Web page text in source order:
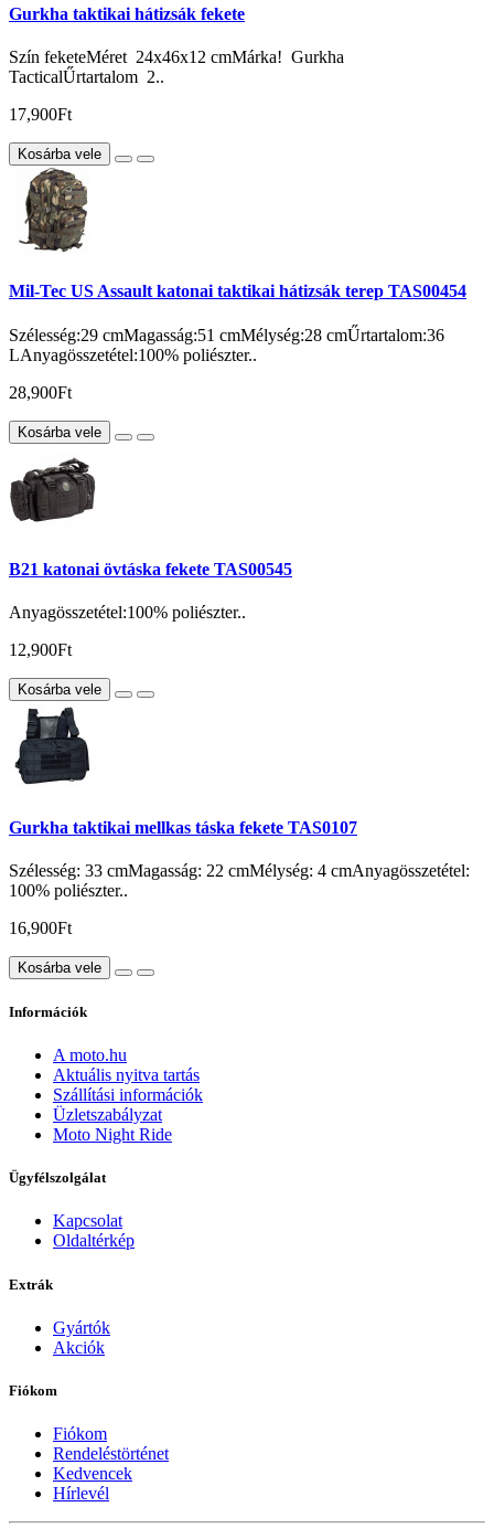
Gurkha taktikai hátizsák fekete
Szín feketeMéret 24x46x12 cmMárka! Gurkha
TacticalŰrtartalom 2..
17,900Ft
Kosárba vele
Mil-Tec US Assault katonai taktikai hátizsák terep TAS00454
Szélesség:29 cmMagasság:51 cmMélység:28 cmŰrtartalom:36
LAnyagösszetétel:100% poliészter..
28,900Ft
Kosárba vele
B21 katonai övtáska fekete TAS00545
Anyagösszetétel:100% poliészter..
12,900Ft
Kosárba vele
Gurkha taktikai mellkas táska fekete TAS0107
Szélesség: 33 cmMagasság: 22 cmMélység: 4 cmAnyagösszetétel:
100% poliészter..
16,900Ft
Kosárba vele
Információk
A moto.hu
Aktuális nyitva tartás
Szállítási információk
Üzletszabályzat
Moto Night Ride
Ügyfélszolgálat
Kapcsolat
Oldaltérkép
Extrák
Gyártók
Akciók
Fiókom
Fiókom
Rendeléstörténet
Kedvencek
Hírlevél